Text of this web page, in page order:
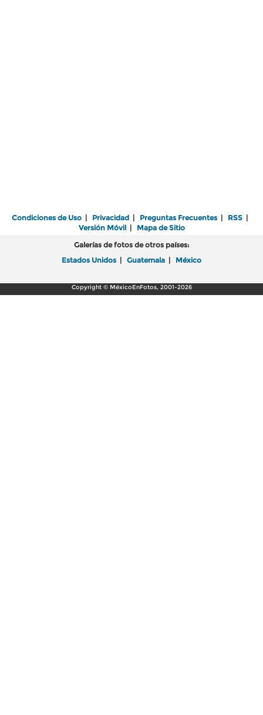
Condiciones de Uso | Privacidad | Preguntas Frecuentes | RSS |
Versión Móvil| Mapa de Sitio
Galerías de fotos de otros países:
Estados Unidos | Guatemala | México
Copyright © MéxicoEnFotos, 2001-2026